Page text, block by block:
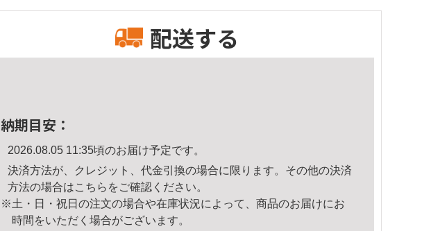
配送する
納期目安：
2026.08.05 11:35頃のお届け予定です。
決済方法が、クレジット、代金引換の場合に限ります。その他の決済
方法の場合はこちら をご確認ください。
※土・日・祝日の注文の場合や在庫状況によって、商品のお届けにお
時間をいただく場合がございます。